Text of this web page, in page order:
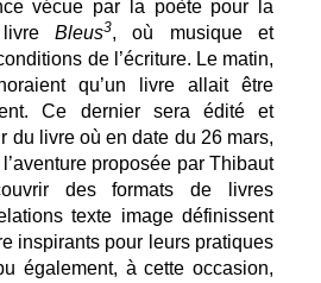
vécue par la poète pour la
Bleus3, où musique et
de l’écriture. Le matin,
qu’un livre allait être
Ce dernier sera édité et
du livre où en date du 26 mars,
proposée par Thibaut
des formats de livres
texte image définissent
inspirants pour leurs pratiques
également, à cette occasion,